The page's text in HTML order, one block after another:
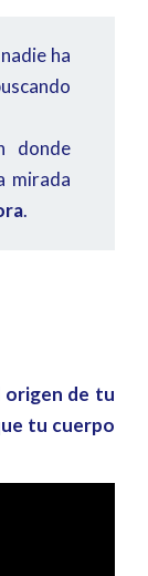
ha
donde
mirada
.
origen de tu
tu cuerpo